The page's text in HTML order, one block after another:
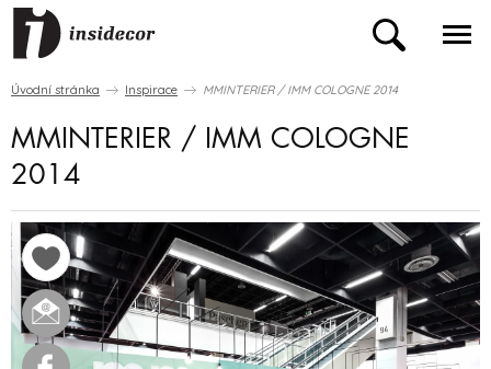
Úvodní stránka Inspirace MMINTERIER / IMM COLOGNE 2014
MMINTERIER / IMM COLOGNE
2014